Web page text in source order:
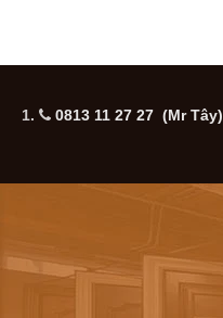
1. 0813 11 27 27 (Mr Tây)